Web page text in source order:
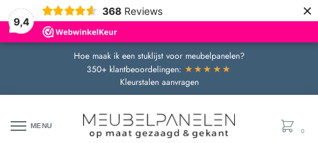
9,4
368 Reviews ×
Hoe maak ik een stuklijst voor meubelpanelen?
350+ klantbeoordelingen: ★★★★★
Kleurstalen aanvragen
MENU
0